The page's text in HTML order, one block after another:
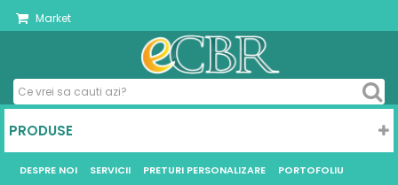
Market
PRODUSE
DESPRE NOI SERVICII PRETURI PERSONALIZARE
PORTOFOLIU